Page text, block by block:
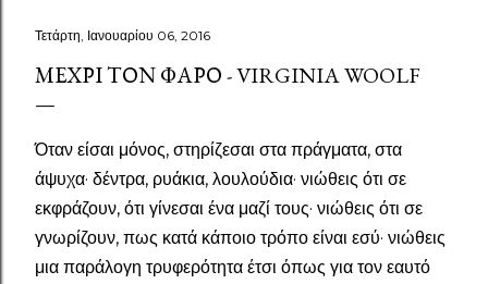
Τετάρτη, Ιανουαρίου 06, 2016
ΜΈΧΡΙ ΤΟΝ ΦΆΡΟ - VIRGINIA WOOLF
Όταν είσαι μόνος, στηρίζεσαι στα πράγματα, στα
άψυχα· δέντρα, ρυάκια, λουλούδια· νιώθεις ότι σε
εκφράζουν, ότι γίνεσαι ένα μαζί τους· νιώθεις ότι σε
γνωρίζουν, πως κατά κάποιο τρόπο είναι εσύ· νιώθεις
μια παράλογη τρυφερότητα έτσι όπως για τον εαυτό